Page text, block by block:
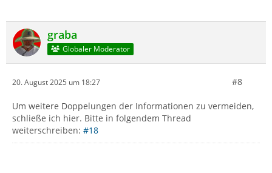
graba
Globaler Moderator
20. August 2025 um 18:27 #8
Um weitere Doppelungen der Informationen zu vermeiden,
schließe ich hier. Bitte in folgendem Thread
weiterschreiben: #18